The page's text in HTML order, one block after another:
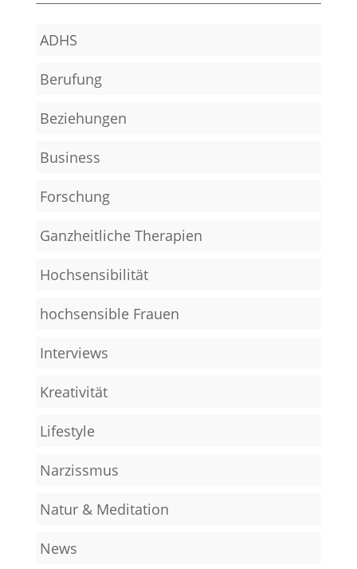
ADHS
Berufung
Beziehungen
Business
Forschung
Ganzheitliche Therapien
Hochsensibilität
hochsensible Frauen
Interviews
Kreativität
Lifestyle
Narzissmus
Natur & Meditation
News